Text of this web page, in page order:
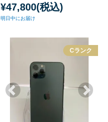
¥47,800(税込)
明日中にお届け
Cランク